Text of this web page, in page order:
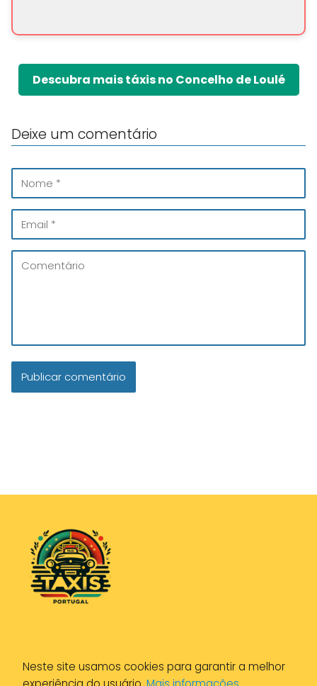
Descubra mais táxis no Concelho de Loulé
Deixe um comentário
Política de Privacidade
Política de Cookies
Neste site usamos cookies para garantir a melhor